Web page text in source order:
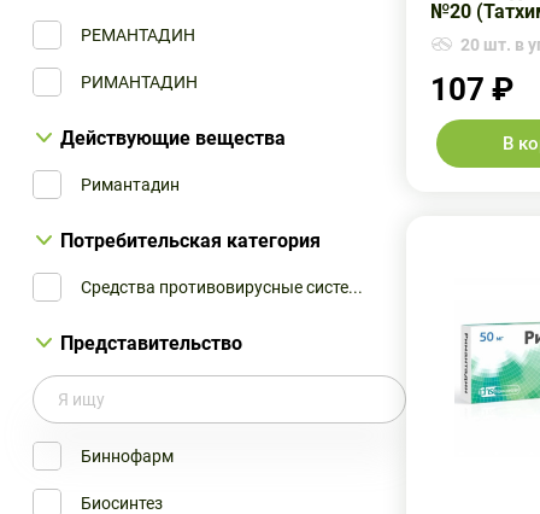
Olainfarm JSC
Биосинтез ОАО
Биохимик
Биохимик ОАО
Московский Эндокринный Завод
Обновление ЗАО ПФК
Озон ООО
Татхимфармпрепараты ОАО
Усолье-Сибирский ХФК ОАО
РЕМАНТАДИН
РИМАНТАДИН
Действующие вещества
Римантадин
Потребительская категория
Средства противовирусные систе...
Представительство
Биннофарм
Биосинтез
№20
20 шт. в
107 ₽
В